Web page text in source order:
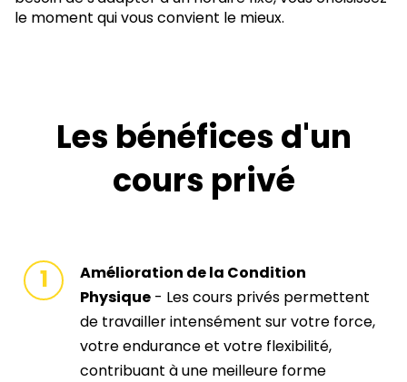
le moment qui vous convient le mieux.
Les bénéfices d'un
cours privé
Amélioration de la Condition
Physique - Les cours privés permettent
de travailler intensément sur votre force,
votre endurance et votre flexibilité,
contribuant à une meilleure forme